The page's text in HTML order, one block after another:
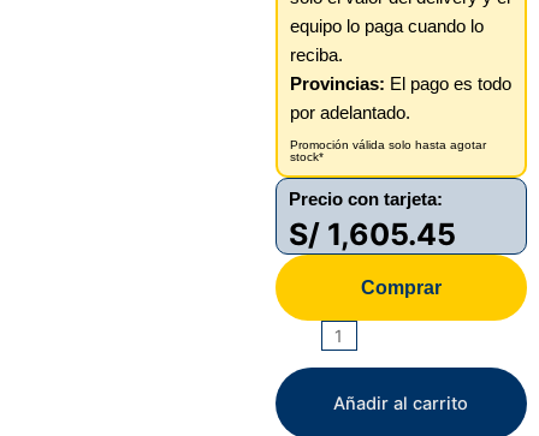
equipo lo paga cuando lo
reciba.
Provincias: El pago es todo
por adelantado.
Promoción válida solo hasta agotar
stock*
Precio con tarjeta:
S/1,605.45
Comprar
SAMSUNG
5G
256GB/8GB
Añadir al carrito